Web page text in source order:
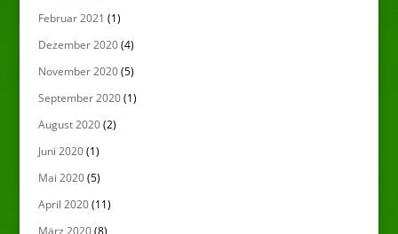
Februar 2021 (1)
Dezember 2020(4)
November 2020(5)
September 2020(1)
August 2020(2)
Juni 2020(1)
Mai 2020(5)
April 2020(11)
März 2020(8)